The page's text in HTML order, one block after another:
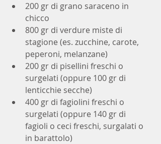
200 gr di grano saraceno in
chicco
800 gr di verdure miste di
stagione (es. zucchine, carote,
peperoni, melanzane)
200 gr di pisellini freschi o
surgelati (oppure 100 gr di
lenticchie secche)
400 gr di fagiolini freschi o
surgelati (oppure 140 gr di
fagioli o ceci freschi, surgalati o
in barattolo)